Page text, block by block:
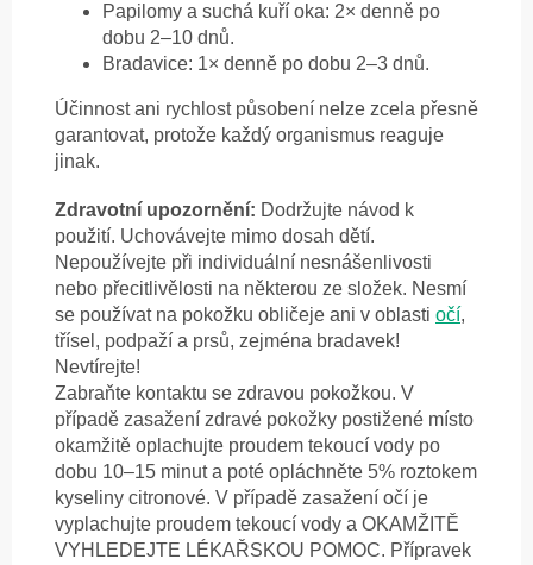
Papilomy a suchá kuří oka: 2× denně po
dobu 2–10 dnů.
Bradavice: 1× denně po dobu 2–3 dnů.
Účinnost ani rychlost působení nelze zcela přesně
garantovat, protože každý organismus reaguje
jinak.
Zdravotní upozornění: Dodržujte návod k
použití. Uchovávejte mimo dosah dětí.
Nepoužívejte při individuální nesnášenlivosti
nebo přecitlivělosti na některou ze složek. Nesmí
se používat na pokožku obličeje ani v oblasti očí,
třísel, podpaží a prsů, zejména bradavek!
Nevtírejte!
Zabraňte kontaktu se zdravou pokožkou. V
případě zasažení zdravé pokožky postižené místo
okamžitě oplachujte proudem tekoucí vody po
dobu 10–15 minut a poté opláchněte 5% roztokem
kyseliny citronové. V případě zasažení očí je
vyplachujte proudem tekoucí vody a OKAMŽITĚ
VYHLEDEJTE LÉKAŘSKOU POMOC. Přípravek